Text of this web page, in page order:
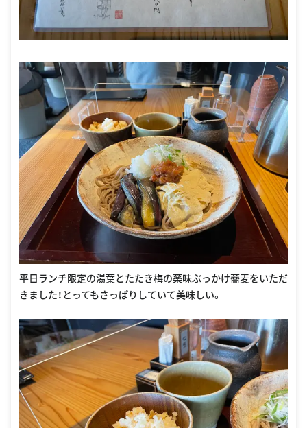
平日ランチ限定の湯葉とたたき梅の薬味ぶっかけ蕎麦をいただ
きました！とってもさっぱりしていて美味しい。